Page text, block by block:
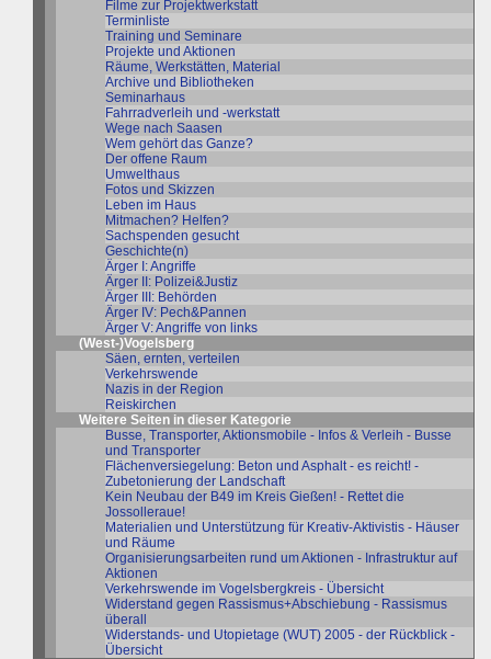
Filme zur Projektwerkstatt
Terminliste
Training und Seminare
Projekte und Aktionen
Räume, Werkstätten, Material
Archive und Bibliotheken
Seminarhaus
Fahrradverleih und -werkstatt
Wege nach Saasen
Wem gehört das Ganze?
Der offene Raum
Umwelthaus
Fotos und Skizzen
Leben im Haus
Mitmachen? Helfen?
Sachspenden gesucht
Geschichte(n)
Ärger I: Angriffe
Ärger II: Polizei&Justiz
Ärger III: Behörden
Ärger IV: Pech&Pannen
Ärger V: Angriffe von links
(West-)Vogelsberg
Säen, ernten, verteilen
Verkehrswende
Nazis in der Region
Reiskirchen
Weitere Seiten in dieser Kategorie
Busse, Transporter, Aktionsmobile - Infos & Verleih - Busse
und Transporter
Flächenversiegelung: Beton und Asphalt - es reicht! -
Zubetonierung der Landschaft
Kein Neubau der B49 im Kreis Gießen! - Rettet die
Jossolleraue!
Materialien und Unterstützung für Kreativ-Aktivistis - Häuser
und Räume
Organisierungsarbeiten rund um Aktionen - Infrastruktur auf
Aktionen
Verkehrswende im Vogelsbergkreis - Übersicht
Widerstand gegen Rassismus+Abschiebung - Rassismus
überall
Widerstands- und Utopietage (WUT) 2005 - der Rückblick -
Übersicht